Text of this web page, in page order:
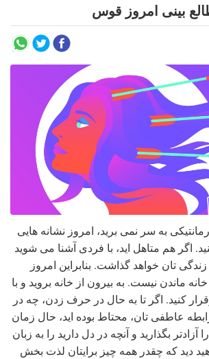
بینی امروز قوس
به سر نمی برید، امروز نشانه هایی
اگر هم متاهل اید، با فردی آشنا می شوید
تان خواهد گذاشت. بنابراین امروز
ماندن نیست. به بیرون از خانه بروید و با
کنید. اگر تا به حال در حرف زدن، چه در
عاطفی تان، محتاط بوده اید، حال زمان
بگذارید و آنچه در دل دارید را به زبان
دید که چقدر همه چیز برایتان لذت بخش